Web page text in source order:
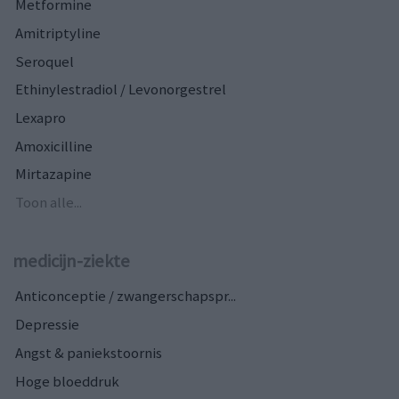
Metformine
Amitriptyline
Seroquel
Ethinylestradiol / Levonorgestrel
Lexapro
Amoxicilline
Mirtazapine
Toon alle...
medicijn-ziekte
Anticonceptie / zwangerschapspr...
Depressie
Angst & paniekstoornis
Hoge bloeddruk